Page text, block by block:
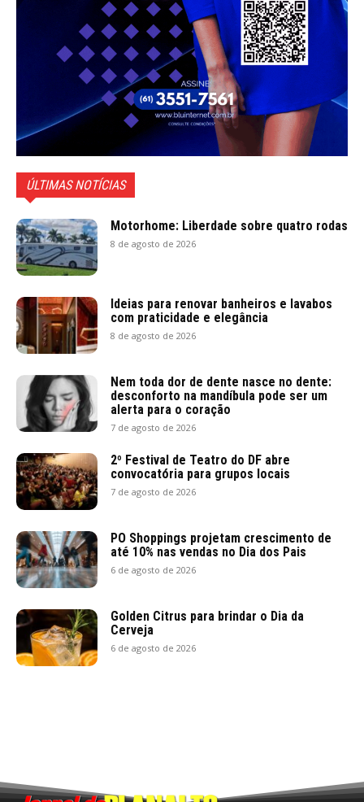
ÚLTIMAS NOTÍCIAS
Motorhome: Liberdade sobre quatro rodas
8 de agosto de 2026
Ideias para renovar banheiros e lavabos
com praticidade e elegância
8 de agosto de 2026
Nem toda dor de dente nasce no dente:
desconforto na mandíbula pode ser um
alerta para o coração
7 de agosto de 2026
2º Festival de Teatro do DF abre
convocatória para grupos locais
7 de agosto de 2026
PO Shoppings projetam crescimento de
até 10% nas vendas no Dia dos Pais
6 de agosto de 2026
Golden Citrus para brindar o Dia da
Cerveja
6 de agosto de 2026